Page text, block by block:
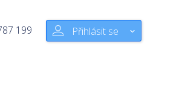
199 Přihlásit se